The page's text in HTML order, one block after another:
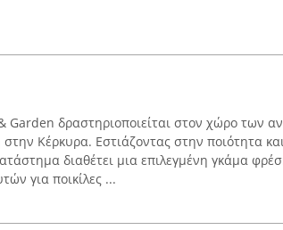
Garden δραστηριοποιείται στον χώρο των
Κέρκυρα. Εστιάζοντας στην ποιότητα
διαθέτει μια επιλεγμένη γκάμα
για ποικίλες ...